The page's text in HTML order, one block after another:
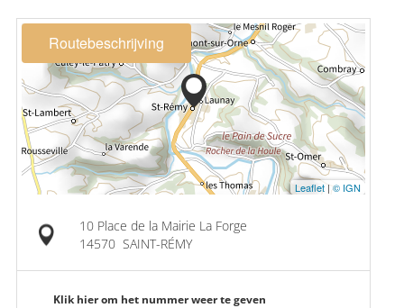
Routebeschrijving
Leaflet |© IGN
10 Place de la Mairie La Forge
14570 SAINT-RÉMY
Klik hier om het nummer weer te geven